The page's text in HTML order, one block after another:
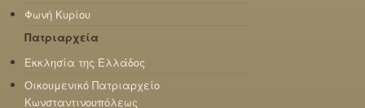
Φωνή Κυρίου
Πατριαρχεία
Εκκλησία της Ελλάδος
Οικουμενικό Πατριαρχείο
Κωνσταντινουπόλεως